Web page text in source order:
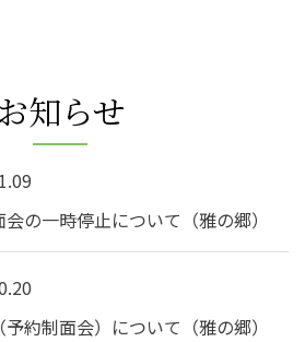
知らせ
の一時停止について（雅の郷）
約制面会）について（雅の郷）